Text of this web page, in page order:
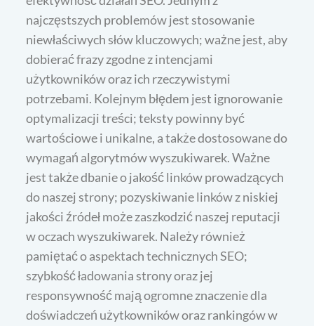
najczęstszych problemów jest stosowanie
niewłaściwych słów kluczowych; ważne jest, aby
dobierać frazy zgodne z intencjami
użytkowników oraz ich rzeczywistymi
potrzebami. Kolejnym błędem jest ignorowanie
optymalizacji treści; teksty powinny być
wartościowe i unikalne, a także dostosowane do
wymagań algorytmów wyszukiwarek. Ważne
jest także dbanie o jakość linków prowadzących
do naszej strony; pozyskiwanie linków z niskiej
jakości źródeł może zaszkodzić naszej reputacji
w oczach wyszukiwarek. Należy również
pamiętać o aspektach technicznych SEO;
szybkość ładowania strony oraz jej
responsywność mają ogromne znaczenie dla
doświadczeń użytkowników oraz rankingów w